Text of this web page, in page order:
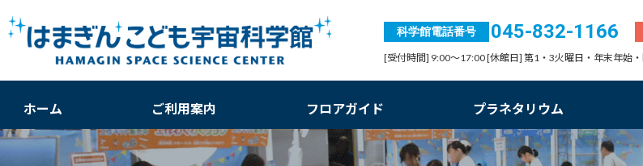
科学館電話番号 045-832-1166
[受付時間] 9:00～17:00 [休館日] 第1・3火曜日・年末年始
ホーム ご利用案内 フロアガイド プラネタリウム